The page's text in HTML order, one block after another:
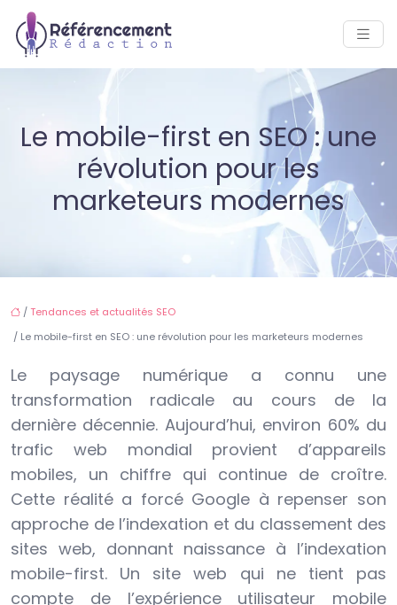
Le mobile-first en SEO : une
révolution pour les
marketeurs modernes
/Tendances et actualités SEO
/ Le mobile-first en SEO : une révolution pour les marketeurs modernes
Le paysage numérique a connu une
transformation radicale au cours de la
dernière décennie. Aujourd’hui, environ 60% du
trafic web mondial provient d’appareils
mobiles, un chiffre qui continue de croître.
Cette réalité a forcé Google à repenser son
approche de l’indexation et du classement des
sites web, donnant naissance à l’indexation
mobile-first. Un site web qui ne tient pas
compte de l’expérience utilisateur mobile